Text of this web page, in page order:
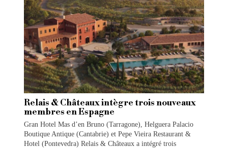
Relais & Châteaux intègre trois nouveaux
membres en Espagne
Gran Hotel Mas d’en Bruno (Tarragone), Helguera Palacio
Boutique Antique (Cantabrie) et Pepe Vieira Restaurant &
Hotel (Pontevedra) Relais & Châteaux a intégré trois